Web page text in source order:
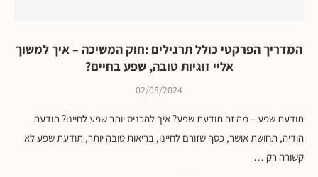
המדריך הפרקטי כולל תרגילים :חוק המשיכה – איך למשוך
אליי זוגיות טובה, שפע בחיים?
02/05/2024
תודעת שפע – מה זה תודעת שפע? איך להכניס יותר שפע לחיינו? תודעת
הודיה, תחושת אושר, כסף שזורם לחיינו, בריאות טובה יותר, תודעת שפע לא
קשורה רק …